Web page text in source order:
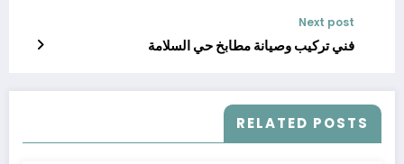
Next post
فني تركيب وصيانة مطابخ حي السلامة
RELATED POSTS